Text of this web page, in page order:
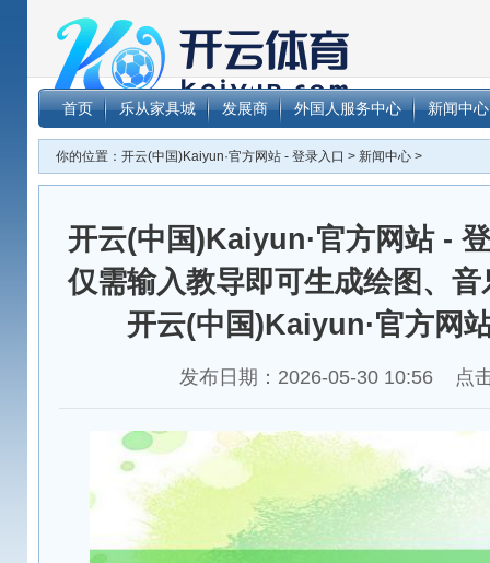
开云(中国
即可生成绘图、音乐以致视频
首页 乐从家具城 发展商 外国人服务中心 新闻中心
你的位置： 开云(中国)Kaiyun·官方网站 - 登录入口 > 新闻中心 >
开云(中国)Kaiyun·官方网站 -
仅需输入教导即可生成绘图、
开云(中国)Kaiyun·官方网
发布日期：2026-05-30 10:56 点